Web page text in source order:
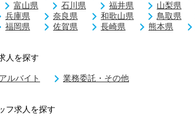
富山県 石川県 福井県 山梨県
兵庫県 奈良県 和歌山県 鳥取県
福岡県 佐賀県 長崎県 熊本県
人を探す
ルバイト 業務委託・その他
フ求人を探す